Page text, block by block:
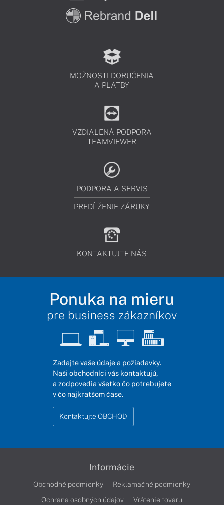
MOŽNOSTI DORUČENIA
A PLATBY
VZDIALENÁ PODPORA
TEAMVIEWER
PODPORA A SERVIS
PREDĹŽENIE ZÁRUKY
KONTAKTUJTE NÁS
Ponuka na mieru
pre business zákazníkov
Zadajte vaše údaje a požiadavky.
Naši obchodníci vás kontaktujú,
a zodpovedia všetko čo potrebujete
v čo najkratšom čase.
Kontaktujte OBCHOD
Informácie
Obchodné podmienky
Reklamačné podmienky
Ochrana osobných údajov
Vrátenie tovaru